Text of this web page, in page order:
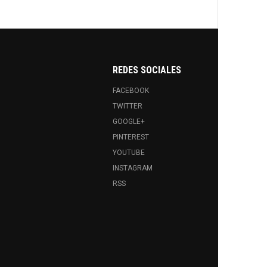
REDES SOCIALES
FACEBOOK
TWITTER
GOOGLE+
PINTEREST
YOUTUBE
INSTAGRAM
RSS